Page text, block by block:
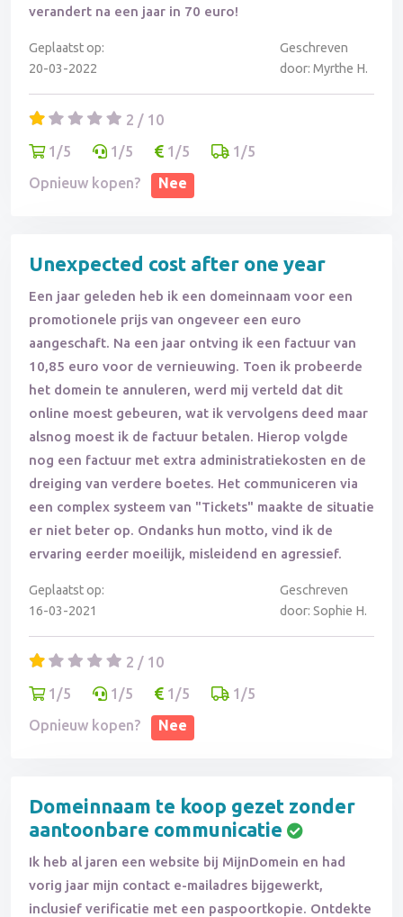
verandert na een jaar in 70 euro!
Geplaatst op:
20-03-2022
Geschreven
door: Myrthe H.
2 / 10
1/5
1/5 1/5
1/5
Opnieuw kopen?
Nee
Unexpected cost after one year
Een jaar geleden heb ik een domeinnaam voor een
promotionele prijs van ongeveer een euro
aangeschaft. Na een jaar ontving ik een factuur van
10,85 euro voor de vernieuwing. Toen ik probeerde
het domein te annuleren, werd mij verteld dat dit
online moest gebeuren, wat ik vervolgens deed maar
alsnog moest ik de factuur betalen. Hierop volgde
nog een factuur met extra administratiekosten en de
dreiging van verdere boetes. Het communiceren via
een complex systeem van "Tickets" maakte de situatie
er niet beter op. Ondanks hun motto, vind ik de
ervaring eerder moeilijk, misleidend en agressief.
Geplaatst op:
16-03-2021
Geschreven
door: Sophie H.
2 / 10
1/5
1/5 1/5
1/5
Opnieuw kopen?
Nee
Domeinnaam te koop gezet zonder
aantoonbare communicatie
Ik heb al jaren een website bij MijnDomein en had
vorig jaar mijn contact e-mailadres bijgewerkt,
inclusief verificatie met een paspoortkopie. Ontdekte